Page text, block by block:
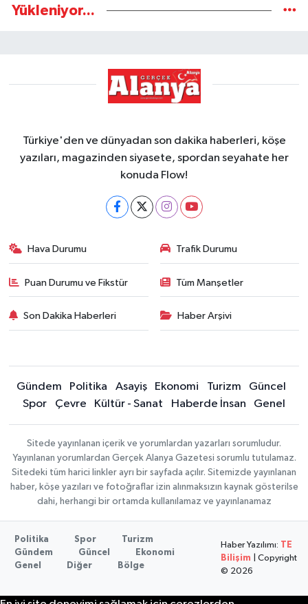
Yükleniyor...
Türkiye'den ve dünyadan son dakika haberleri, köşe
yazıları, magazinden siyasete, spordan seyahate her
konuda Flow!
Hava Durumu Trafik Durumu
Puan Durumu ve Fikstür Tüm Manşetler
Son Dakika Haberleri Haber Arşivi
Gündem Politika Asayiş Ekonomi Turizm
Güncel
Spor
Çevre Kültür - Sanat Haberde İnsan Genel
Sitede yayınlanan içerik ve yorumlardan yazarları sorumludur.
Yayınlanan yorumlardan Gerçek Alanya Gazetesi sorumlu tutulamaz.
Sitedeki tüm harici linkler ayrı bir sayfada açılır. Sitemizde yayınlanan
haber, köşe yazıları ve fotoğraflar izin alınmaksızın kaynak gösterilse
dahi, herhangi bir ortamda kullanılamaz ve yayınlanamaz
Politika Spor
Turizm
Gündem
Güncel
Ekonomi
Genel
Diğer Bölge
Haber Yazılımı:
TE
Bilişim | Copyright
© 2026